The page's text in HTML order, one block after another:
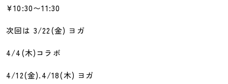
¥10:30〜11:30
次回は 3/22(金) ヨガ
4/4(木)コラボ
4/12(金).4/18(木) ヨガ